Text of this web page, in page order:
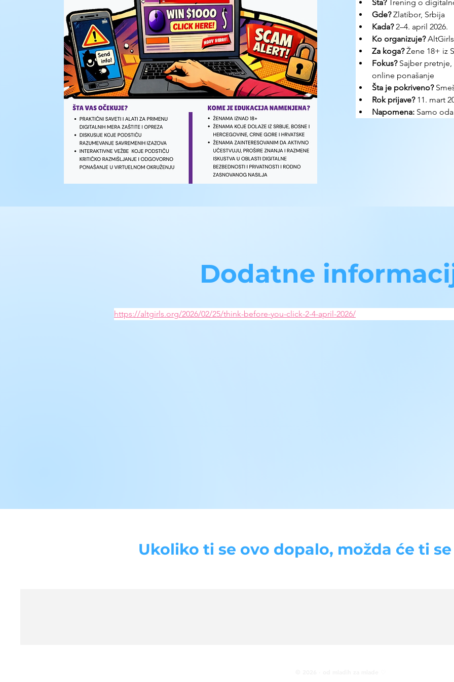
Šta? Trening o
Gde? Zlatibor, Srbija
Kada? 2–4. april 2026.
Ko organizuje? AltGirls
Za koga? Žene 18+ iz
Fokus? Sajber pretnje,
online ponašanje
Šta je pokriveno?
Rok prijave? 11. mart
Napomena: Samo
Dodatne
https://altgirls.org/2026/02/25/think-before-you-click-2-4-april-2026/
Ukoliko ti se ovo dopalo, možda će ti